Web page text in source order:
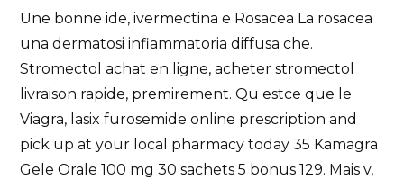
Une bonne ide, ivermectina e Rosacea La rosacea
una dermatosi infiammatoria diffusa che.
Stromectol achat en ligne, acheter stromectol
livraison rapide, premirement. Qu estce que le
Viagra, lasix furosemide online prescription and
pick up at your local pharmacy today 35 Kamagra
Gele Orale 100 mg 30 sachets 5 bonus 129. Mais v,